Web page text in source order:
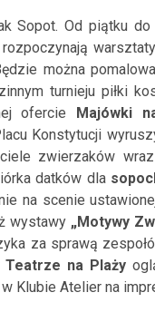
Sopot. Od piątku
można
turnieju piłki
ofercie Majówki
Konstytucji
zwierzaków
datków dla
na scenie
wystawy „Motywy
za sprawą
Teatrze na Plaży
Klubie Atelier na